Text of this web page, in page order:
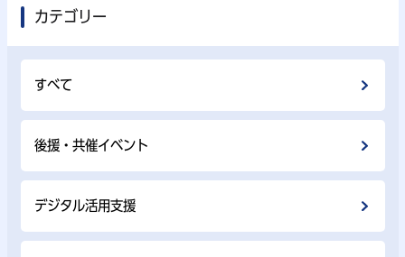
カテゴリー
すべて
後援・共催イベント
デジタル活用支援